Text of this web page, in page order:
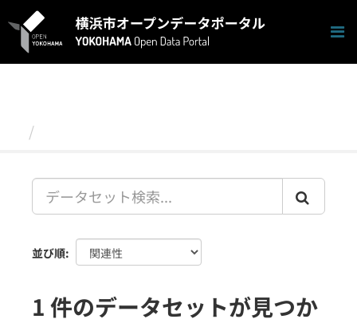
キ
並び順
1 件のデータセットが見つか